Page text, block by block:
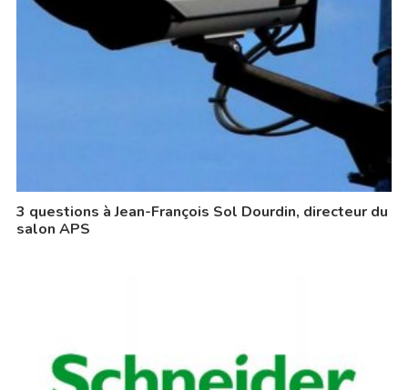
3 questions à Jean-François Sol Dourdin, directeur du
salon APS